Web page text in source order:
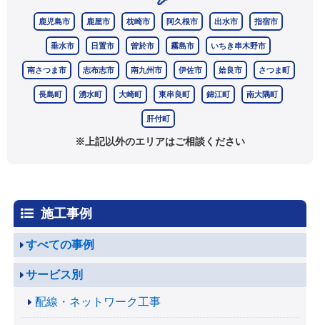
鹿児島市 鹿屋市 枕崎市 阿久根市 出水市 指宿市
垂水市 日置市 曽於市 霧島市 いちき串木野市
南さつま市 志布志市 南九州市 伊佐市 姶良市 さつま町
長島町 湧水町 大崎町 東串良町 錦江町 南大隅町
肝付町
※上記以外のエリアはご相談ください
施工事例
すべての事例
サービス別
配線・ネットワーク工事